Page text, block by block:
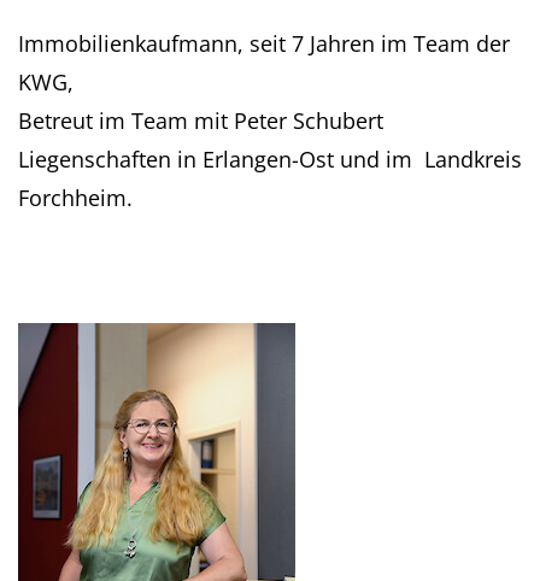
Immobilienkaufmann, seit 7 Jahren im Team der
KWG,
Betreut im Team mit Peter Schubert
Liegenschaften in Erlangen-Ost und im Landkreis
Forchheim.